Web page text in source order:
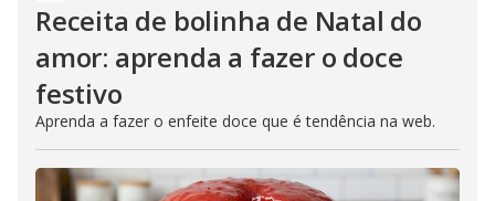
​Receita de bolinha de Natal do
amor: aprenda a fazer o doce
festivo
Aprenda a fazer o enfeite doce que é tendência na web.